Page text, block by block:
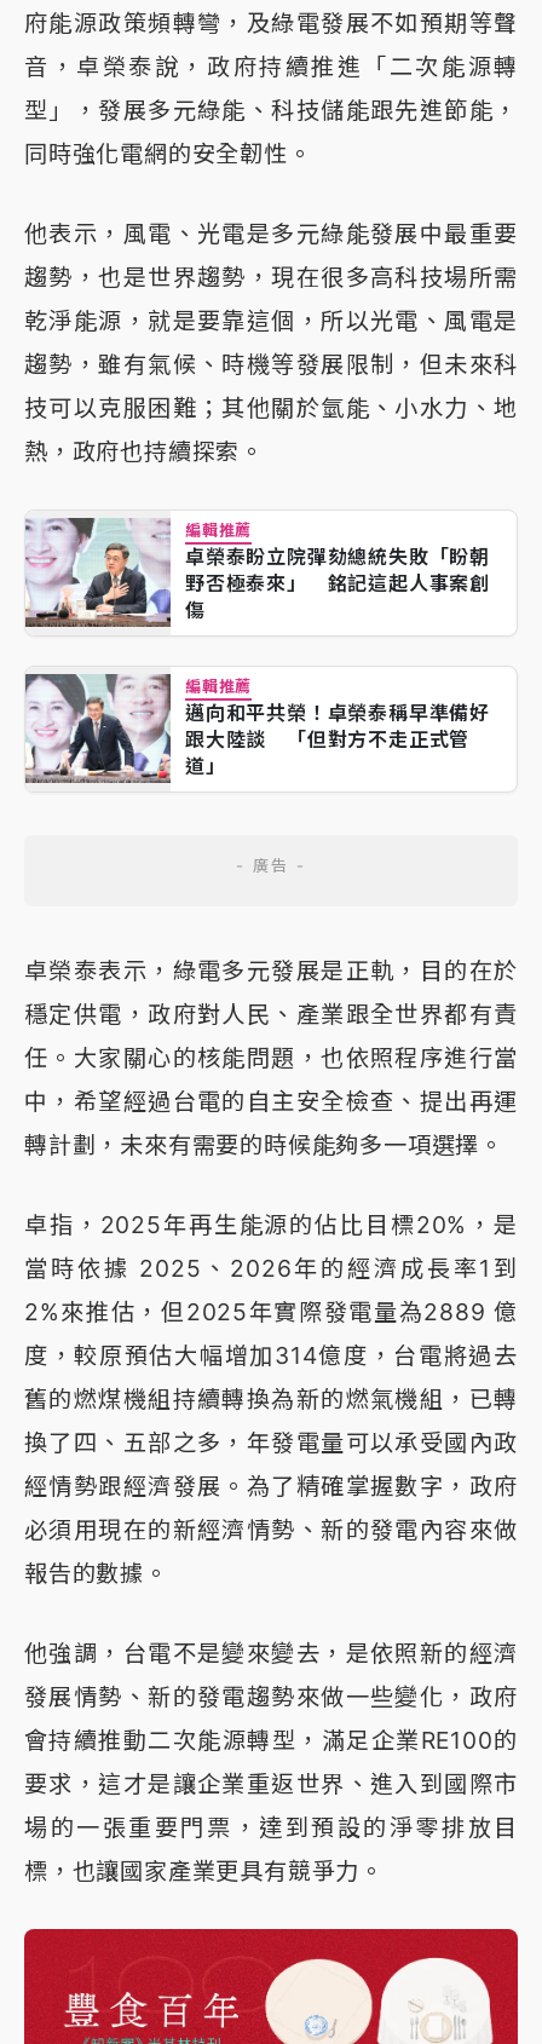
府能源政策頻轉彎，及綠電發展不如預期等聲
音，卓榮泰說，政府持續推進「二次能源轉
型」，發展多元綠能、科技儲能跟先進節能，
同時強化電網的安全韌性。
他表示，風電、光電是多元綠能發展中最重要
趨勢，也是世界趨勢，現在很多高科技場所需
乾淨能源，就是要靠這個，所以光電、風電是
趨勢，雖有氣候、時機等發展限制，但未來科
技可以克服困難；其他關於氫能、小水力、地
熱，政府也持續探索。
編輯推薦
卓榮泰盼立院彈劾總統失敗「盼朝
野否極泰來」 銘記這起人事案創
傷
編輯推薦
邁向和平共榮！卓榮泰稱早準備好
跟大陸談 「但對方不走正式管
道」
卓榮泰表示，綠電多元發展是正軌，目的在於
穩定供電，政府對人民、產業跟全世界都有責
任。大家關心的核能問題，也依照程序進行當
中，希望經過台電的自主安全檢查、提出再運
轉計劃，未來有需要的時候能夠多一項選擇。
卓指，2025年再生能源的佔比目標20%，是
當時依據 2025、2026年的經濟成長率1到
2%來推估，但2025年實際發電量為2889 億
度，較原預估大幅增加314億度，台電將過去
舊的燃煤機組持續轉換為新的燃氣機組，已轉
換了四、五部之多，年發電量可以承受國內政
經情勢跟經濟發展。為了精確掌握數字，政府
必須用現在的新經濟情勢、新的發電內容來做
報告的數據。
他強調，台電不是變來變去，是依照新的經濟
發展情勢、新的發電趨勢來做一些變化，政府
會持續推動二次能源轉型，滿足企業RE100的
要求，這才是讓企業重返世界、進入到國際市
場的一張重要門票，達到預設的淨零排放目
標，也讓國家產業更具有競爭力。